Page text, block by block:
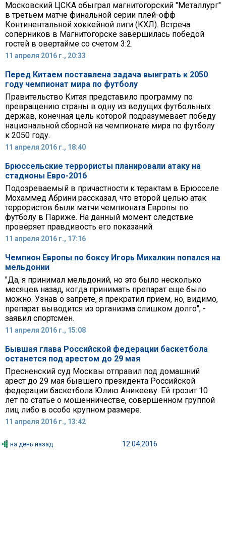
Московский ЦСКА обыграл магнитогорский "Металлург"
в третьем матче финальной серии плей-офф
Континентальной хоккейной лиги (КХЛ). Встреча
соперников в Магнитогорске завершилась победой
гостей в овертайме со счетом 3:2.
11 апреля 2016 г., 20:33
Перед Китаем поставлена задача выиграть к 2050
году чемпионат мира по футболу
Правительство Китая представило программу по
превращению страны в одну из ведущих футбольных
держав, конечная цель которой подразумевает победу
национальной сборной на чемпионате мира по футболу
к 2050 году.
11 апреля 2016 г., 18:40
Брюссельские террористы планировали атаку на
стадионы Евро-2016
Подозреваемый в причастности к терактам в Брюсселе
Мохаммед Абрини рассказал, что второй целью атак
террористов были матчи чемпионата Европы по
футболу в Париже. На данный момент следствие
проверяет правдивость его показаний.
11 апреля 2016 г., 17:16
Чемпион Европы по боксу Игорь Михалкин попался на
мельдонии
"Да, я принимал мельдоний, но это было несколько
месяцев назад, когда принимать препарат еще было
можно. Узнав о запрете, я прекратил прием, но, видимо,
препарат выводится из организма слишком долго", -
заявил спортсмен.
11 апреля 2016 г., 15:08
Бывшая глава Российской федерации баскетбола
останется под арестом до 29 мая
Пресненский суд Москвы отправил под домашний
арест до 29 мая бывшего президента Российской
федерации баскетбола Юлию Аникееву. Ей грозит 10
лет по статье о мошенничестве, совершенном группой
лиц либо в особо крупном размере.
11 апреля 2016 г., 13:42
на день назад 12.04.2016